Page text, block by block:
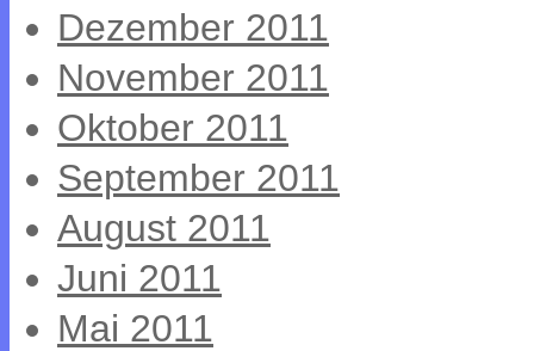
Dezember 2011
November 2011
Oktober 2011
September 2011
August 2011
Juni 2011
Mai 2011